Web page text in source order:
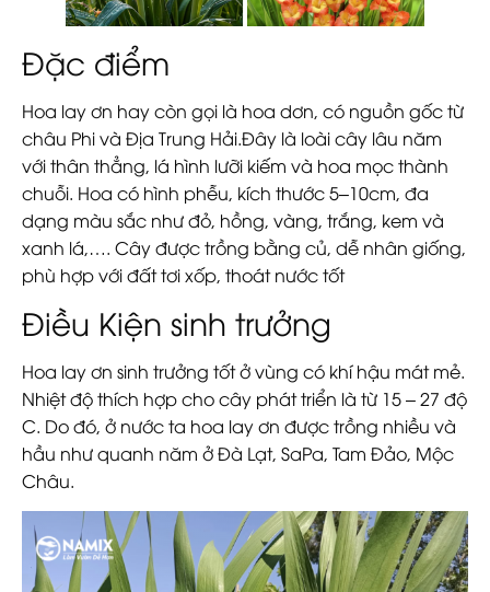
Đặc điểm
Hoa lay ơn hay còn gọi là hoa dơn, có nguồn gốc từ
châu Phi và Địa Trung Hải.Đây là loài cây lâu năm
với thân thẳng, lá hình lưỡi kiếm và hoa mọc thành
chuỗi. Hoa có hình phễu, kích thước 5–10cm, đa
dạng màu sắc như đỏ, hồng, vàng, trắng, kem và
xanh lá,…. Cây được trồng bằng củ, dễ nhân giống,
phù hợp với đất tơi xốp, thoát nước tốt
Điều Kiện sinh trưởng
Hoa lay ơn sinh trưởng tốt ở vùng có khí hậu mát mẻ.
Nhiệt độ thích hợp cho cây phát triển là từ 15 – 27 độ
C. Do đó, ở nước ta hoa lay ơn được trồng nhiều và
hầu như quanh năm ở Đà Lạt, SaPa, Tam Đảo, Mộc
Châu.